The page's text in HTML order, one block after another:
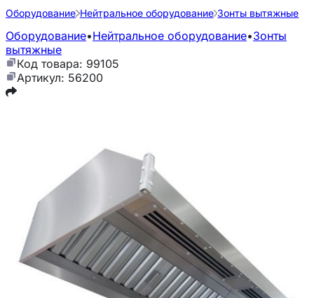
Оборудование Нейтральное оборудование Зонты вытяжные
Оборудование•Нейтральное оборудование•Зонты
вытяжные
Код товара: 99105
Артикул: 56200